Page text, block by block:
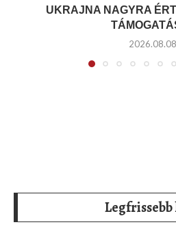
UKRAJNA NAGYRA